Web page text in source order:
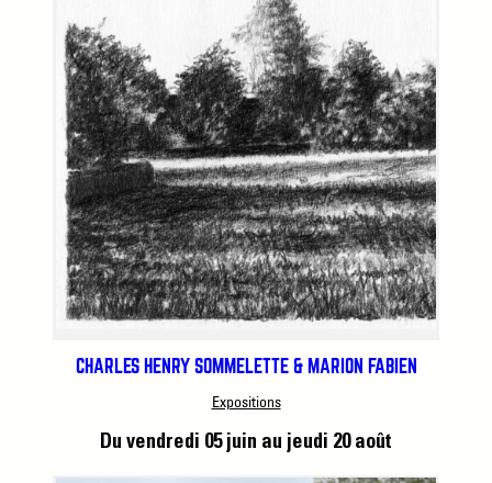
CHARLES HENRY SOMMELETTE & MARION FABIEN
Expositions
Du vendredi 05 juin au jeudi 20 août